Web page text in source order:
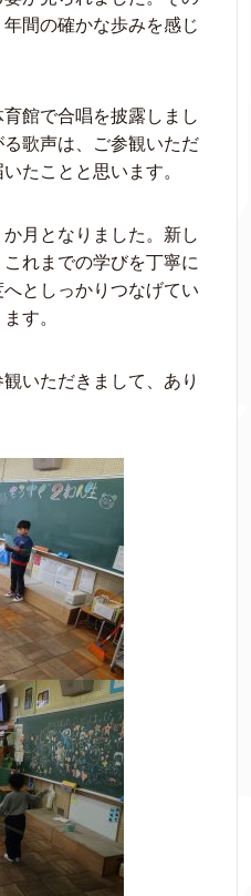
間の確かな歩みを感じ
館で合唱を披露しまし
歌声は、ご参観いただ
たことと思います。
月となりました。新し
れまでの学びを丁寧に
としっかりつなげてい
す。
いただきまして、あり